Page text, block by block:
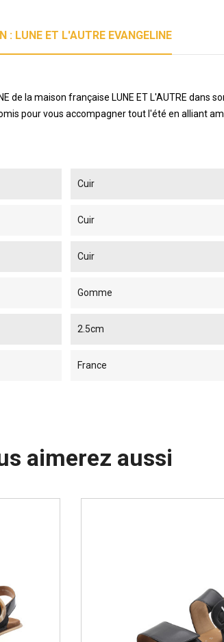
: LUNE ET L'AUTRE EVANGELINE
de la maison française LUNE ET L'AUTRE
pour vous accompagner tout l'été en alliant
Cuir
Cuir
Cuir
Gomme
2.5cm
France
aimerez aussi